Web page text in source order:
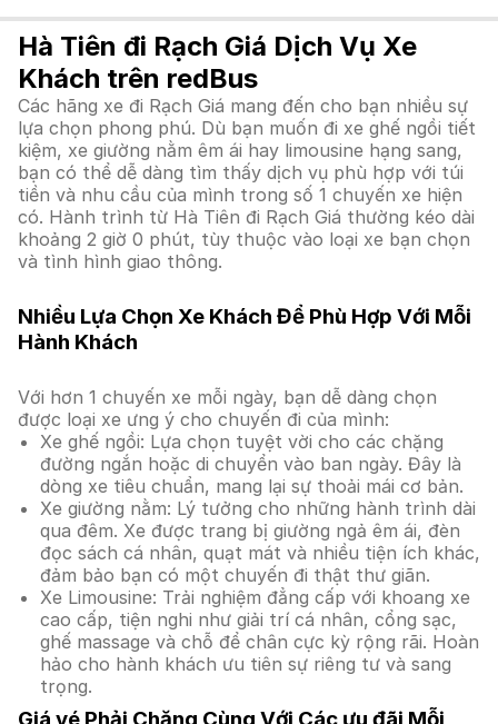
Hà Tiên đi Rạch Giá Dịch Vụ Xe
Khách trên redBus
Các hãng xe đi Rạch Giá mang đến cho bạn nhiều sự
lựa chọn phong phú. Dù bạn muốn đi xe ghế ngồi tiết
kiệm, xe giường nằm êm ái hay limousine hạng sang,
bạn có thể dễ dàng tìm thấy dịch vụ phù hợp với túi
tiền và nhu cầu của mình trong số 1 chuyến xe hiện
có. Hành trình từ Hà Tiên đi Rạch Giá thường kéo dài
khoảng 2 giờ 0 phút, tùy thuộc vào loại xe bạn chọn
và tình hình giao thông.
Nhiều Lựa Chọn Xe Khách Để Phù Hợp Với Mỗi
Hành Khách
Với hơn 1 chuyến xe mỗi ngày, bạn dễ dàng chọn
được loại xe ưng ý cho chuyến đi của mình:
Xe ghế ngồi: Lựa chọn tuyệt vời cho các chặng
đường ngắn hoặc di chuyển vào ban ngày. Đây là
dòng xe tiêu chuẩn, mang lại sự thoải mái cơ bản.
Xe giường nằm: Lý tưởng cho những hành trình dài
qua đêm. Xe được trang bị giường ngả êm ái, đèn
đọc sách cá nhân, quạt mát và nhiều tiện ích khác,
đảm bảo bạn có một chuyến đi thật thư giãn.
Xe Limousine: Trải nghiệm đẳng cấp với khoang xe
cao cấp, tiện nghi như giải trí cá nhân, cổng sạc,
ghế massage và chỗ để chân cực kỳ rộng rãi. Hoàn
hảo cho hành khách ưu tiên sự riêng tư và sang
trọng.